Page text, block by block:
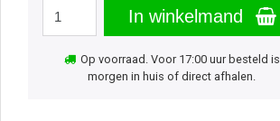
In winkelmand
Op voorraad. Voor 17:00 uur besteld is
morgen in huis of direct afhalen.